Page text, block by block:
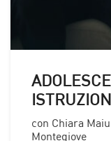
con Chiara
Montegiove